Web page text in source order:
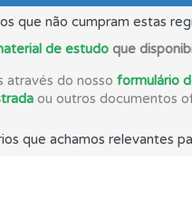
rapidamente.
que não cumpram estas
de estudo que
através do nosso formulário
ou outros documentos
que achamos relevantes